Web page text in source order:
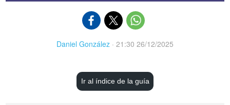
Daniel González · 21:30 26/12/2025
Ir al índice de la guía